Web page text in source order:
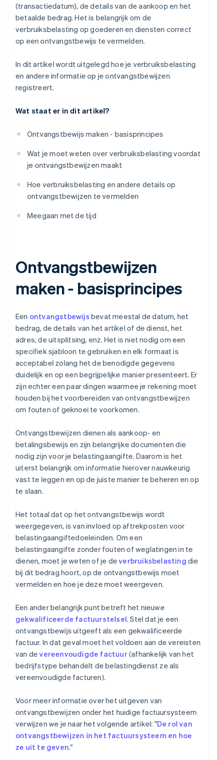
(transactiedatum), de details van de aankoop en het
betaalde bedrag. Het is belangrijk om de
verbruiksbelasting op goederen en diensten correct
op een ontvangstbewijs te vermelden.
In dit artikel wordt uitgelegd hoe je verbruiksbelasting
en andere informatie op je ontvangstbewijzen
registreert.
Wat staat er in dit artikel?
Ontvangstbewijs maken - basisprincipes
Wat je moet weten over verbruiksbelasting voordat
je ontvangstbewijzen maakt
Hoe verbruiksbelasting en andere details op
ontvangstbewijzen te vermelden
Meegaan met de tijd
Ontvangstbewijzen
maken - basisprincipes
Een ontvangstbewijs bevat meestal de datum, het
bedrag, de details van het artikel of de dienst, het
adres, de uitsplitsing, enz. Het is niet nodig om een
specifiek sjabloon te gebruiken en elk formaat is
acceptabel zolang het de benodigde gegevens
duidelijk en op een begrijpelijke manier presenteert. Er
zijn echter een paar dingen waarmee je rekening moet
houden bij het voorbereiden van ontvangstbewijzen
om fouten of geknoei te voorkomen.
Ontvangstbewijzen dienen als aankoop- en
betalingsbewijs en zijn belangrijke documenten die
nodig zijn voor je belastingaangifte. Daarom is het
uiterst belangrijk om informatie hierover nauwkeurig
vast te leggen en op de juiste manier te beheren en op
te slaan.
Het totaal dat op het ontvangstbewijs wordt
weergegeven, is van invloed op aftrekposten voor
belastingaangiftedoeleinden. Om een
belastingaangifte zonder fouten of weglatingen in te
dienen, moet je weten of je deverbruiksbelasting die
bij dit bedrag hoort, op de ontvangstbewijs moet
vermelden en hoe je deze moet weergeven.
Een ander belangrijk punt betreft het nieuwe
gekwalificeerde factuurstelsel. Stel dat je een
ontvangstbewijs uitgeeft als een gekwalificeerde
factuur. In dat geval moet het voldoen aan de vereisten
van devereenvoudigde factuur(afhankelijk van het
bedrijfstype behandelt de belastingdienst ze als
vereenvoudigde facturen).
Voor meer informatie over het uitgeven van
ontvangstbewijzen onder het huidige factuursysteem
verwijzen we je naar het volgende artikel: "De rol van
ontvangstbewijzen in het factuursysteem en hoe
ze uit te geven."